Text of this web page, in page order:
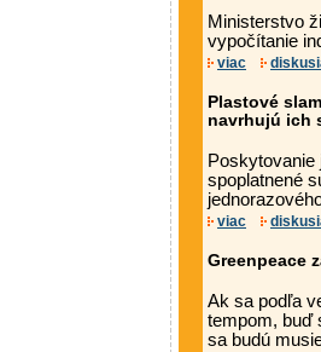
Ministerstvo
vypočítanie
viac
Plastové
navrhujú ich
spoplatnené
viac
Greenpeace
Ak sa podľa
tempom, buď
sa budú